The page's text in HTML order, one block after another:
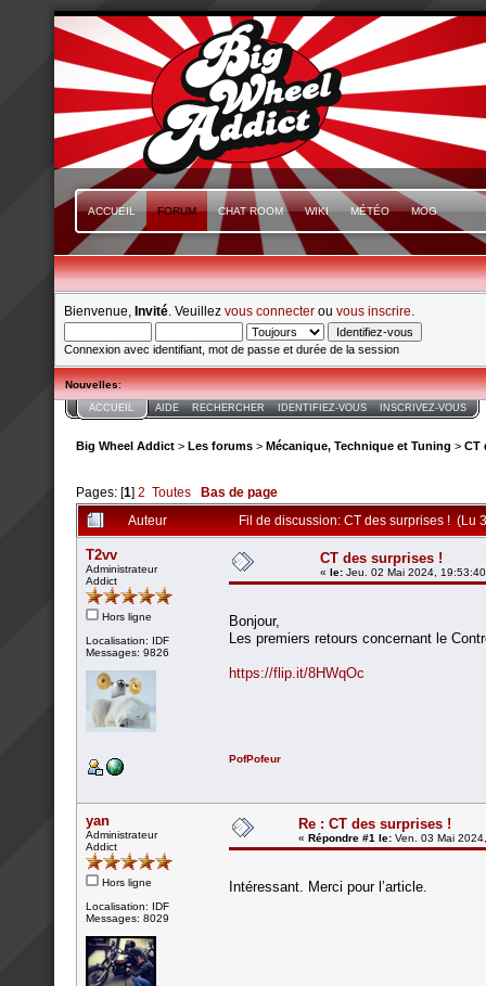
ACCUEIL FORUM CHAT ROOM WIKI MÉTÉO MOG
Bienvenue, Invité . Veuillez vous connecter ou vous inscrire
Connexion avec identifiant, mot de passe et durée de la session
Nouvelles:
ACCUEIL AIDE RECHERCHER IDENTIFIEZ-VOUS INSCRIVEZ-VOUS
Big Wheel Addict > Les forums > Mécanique, Technique et Tuning > CT
Pages: [1] 2 Toutes
Bas de page
Auteur
Fil de discussion: CT des surprises ! (Lu
T2vv
Administrateur
Addict
Hors ligne
Localisation: IDF
Messages: 9826
CT des surprises !
« le: Jeu. 02 Mai 2024,
Bonjour,
Les premiers retours concernant le
https://flip.it/8HWqOc
PofPofeur
yan
Administrateur
Addict
Hors ligne
Localisation: IDF
Messages: 8029
Re : CT des surprises !
« Répondre #1 le: Ven. 03 Mai
Intéressant. Merci pour l’article.